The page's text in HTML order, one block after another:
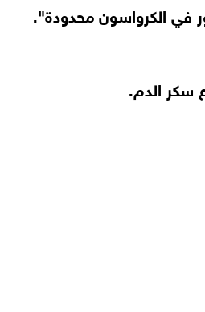
في الكرواسون محدودة".
سكر الدم.